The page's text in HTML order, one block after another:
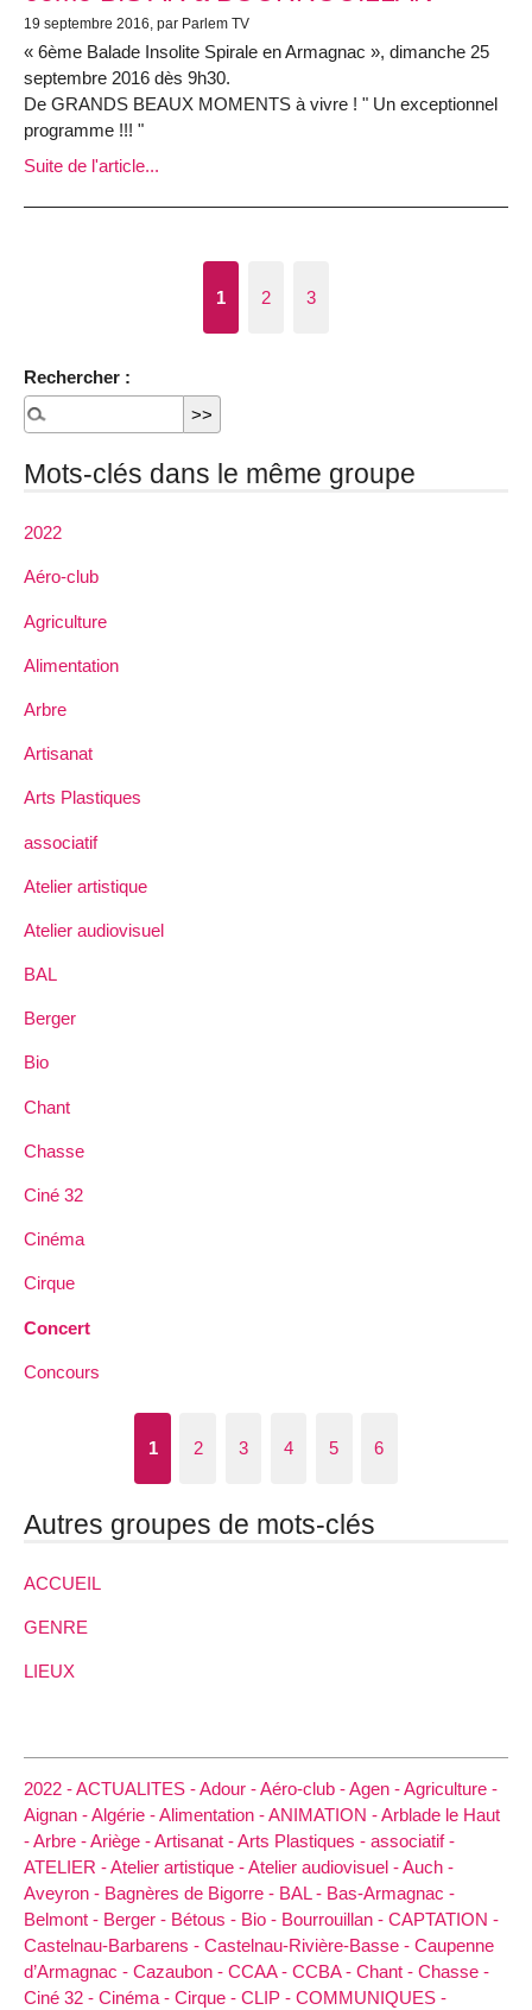
19 septembre 2016, par Parlem TV
« 6ème Balade Insolite Spirale en Armagnac », dimanche 25
septembre 2016 dès 9h30.
De GRANDS BEAUX MOMENTS à vivre ! " Un exceptionnel
programme !!! "
Suite de l'article...
1 2 3
Rechercher :
Mots-clés dans le même groupe
2022
Aéro-club
Agriculture
Alimentation
Arbre
Artisanat
Arts Plastiques
associatif
Atelier artistique
Atelier audiovisuel
BAL
Berger
Bio
Chant
Chasse
Ciné 32
Cinéma
Cirque
Concert
Concours
1 2 3 4 5 6
Autres groupes de mots-clés
ACCUEIL
GENRE
LIEUX
2022 -ACTUALITES -Adour -Aéro-club -Agen -Agriculture -
Aignan -Algérie -Alimentation -ANIMATION -Arblade le Haut
-Arbre -Ariège -Artisanat -Arts Plastiques - associatif -
ATELIER -Atelier artistique -Atelier audiovisuel -Auch -
Aveyron - Bagnères de Bigorre - BAL - Bas-Armagnac -
Belmont - Berger - Bétous - Bio - Bourrouillan - CAPTATION -
Castelnau-Barbarens - Castelnau-Rivière-Basse - Caupenne
d’Armagnac - Cazaubon - CCAA - CCBA - Chant - Chasse -
Ciné 32 - Cinéma - Cirque - CLIP - COMMUNIQUES -